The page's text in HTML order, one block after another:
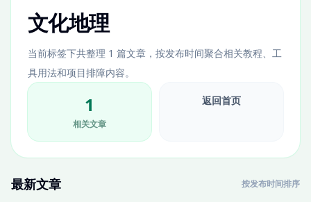
文化地理
当前标签下共整理 1 篇文章，按发布时间聚合相关教程、工
具用法和项目排障内容。
1
相关文章
返回首页
最新文章 按发布时间排序